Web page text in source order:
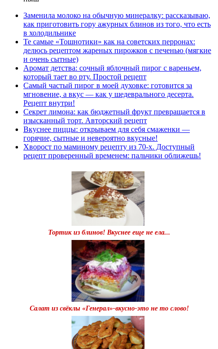
Заменила молоко на обычную минералку: рассказываю,
как приготовить гору ажурных блинов из того, что есть
в холодильнике
Те самые «Тошнотики» как на советских перронах:
делюсь рецептом жареных пирожков с печенью (мягкие
и очень сытные)
Аромат детства: сочный яблочный пирог с вареньем,
который тает во рту. Простой рецепт
Самый частый пирог в моей духовке: готовится за
мгновение, а вкус — как у шедеврального десерта.
Рецепт внутри!
Секрет лимона: как бюджетный фрукт превращается в
изысканный торт. Авторский рецепт
Вкуснее пиццы: открываем для себя смаженки —
горячие, сытные и невероятно вкусные!
Хворост по маминому рецепту из 70-х. Доступный
рецепт проверенный временем: пальчики оближешь!
Тортик из блинов! Вкуснее еще не ела...
Салат из свёклы «Генерал»-вкусно-это не то слово!